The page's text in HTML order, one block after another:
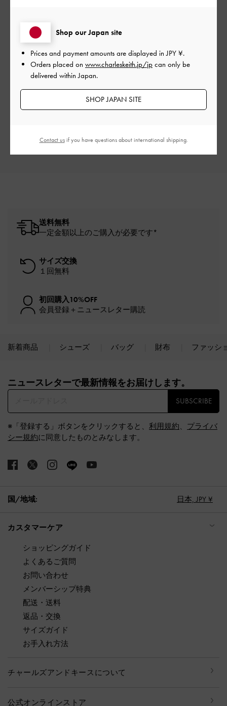
ご感想をお聞かせください
Let us know what you think
送料無料
一定金額以上のご購入が必要です*
サイズ交換
１回無料
初回購入10%OFF
会員登録＋ニュースレター購読
新着商品 シューズ バッグ 財布 ファッシ
ニュースレターで最新情報をお届けします。​
SUBSCRIBE
※「登録する」ボタンをクリックすると、 利用規約、 プライバ
シー規約に同意したものとみなします。
国/地域: 日本, JPY ¥
カスタマーケア
ショッピングガイド
よくあるご質問
お問い合わせ
メンバーシップ特典
配送・送料
返品・交換
サイズガイド
お手入れ方法
チャールズアンドキースについて
公式オンラインストア
Shop our Japan site
Prices and payment amounts are displayed inJPY ¥.
Orders placed on www.charleskeith.jp/jp can only be
delivered within Japan.
SHOP JAPAN SITE
Contact usif you have questions about international shipping.